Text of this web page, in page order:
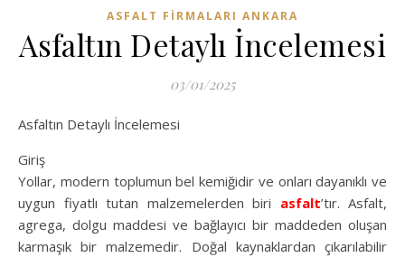
ASFALT FIRMALARI ANKARA
Asfaltın Detaylı İncelemesi
03/01/2025
Asfaltın Detaylı İncelemesi
Giriş
Yollar, modern toplumun bel kemiğidir ve onları dayanıklı ve
uygun fiyatlı tutan malzemelerden biri asfalt’tır. Asfalt,
agrega, dolgu maddesi ve bağlayıcı bir maddeden oluşan
karmaşık bir malzemedir. Doğal kaynaklardan çıkarılabilir